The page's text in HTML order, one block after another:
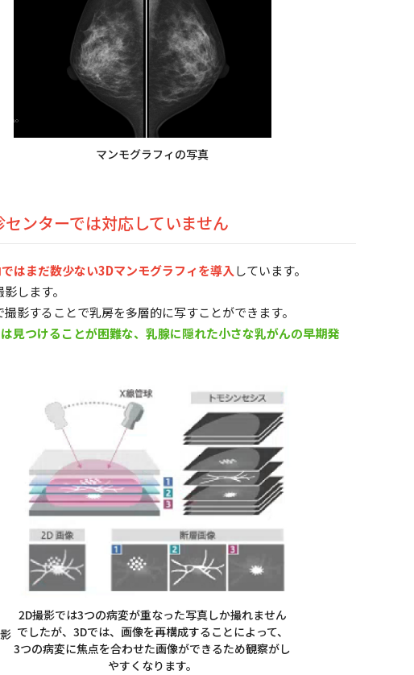
マンモグラフィの写真
ンターでは対応していません
はまだ数少ない3Dマンモグラフィを導入しています。
します。
影することで乳房を多層的に写すことができます。
見つけることが困難な、乳腺に隠れた小さな乳がんの早期発
2D撮影では3つの病変が重なった写真しか撮れません
でしたが、3Dでは、画像を再構成することによって、
3つの病変に焦点を合わせた画像ができるため観察がし
やすくなります。